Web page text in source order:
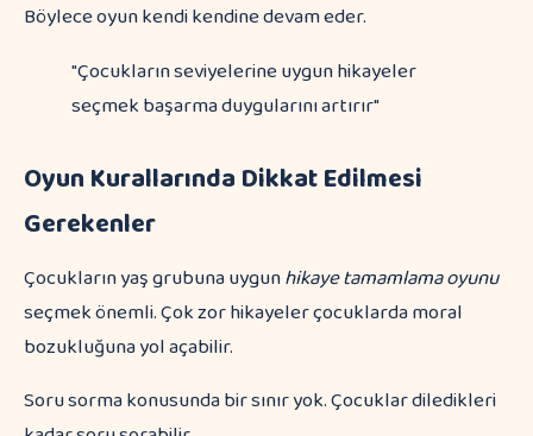
Böylece oyun kendi kendine devam eder.
"Çocukların seviyelerine uygun hikayeler
seçmek başarma duygularını artırır"
Oyun Kurallarında Dikkat Edilmesi
Gerekenler
Çocukların yaş grubuna uygunhikaye tamamlama oyunu
seçmek önemli. Çok zor hikayeler çocuklarda moral
bozukluğuna yol açabilir.
Soru sorma konusunda bir sınır yok. Çocuklar diledikleri